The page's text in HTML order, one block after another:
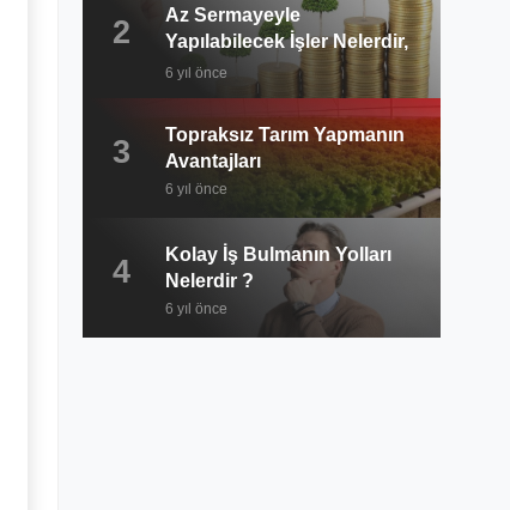
2
Az Sermayeyle
Yapılabilecek İşler Nelerdir,
Ne Kadar Kazanç Sağlanır?
6 yıl önce
3
Topraksız Tarım Yapmanın
Avantajları
6 yıl önce
4
Kolay İş Bulmanın Yolları
Nelerdir ?
6 yıl önce